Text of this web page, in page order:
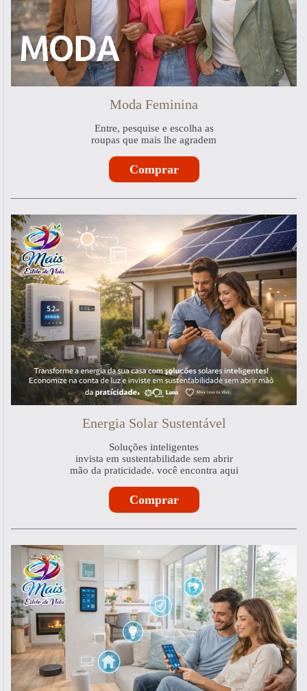
Moda Feminina
Entre, pesquise e escolha as
roupas que mais lhe agradem
Comprar
Energia Solar Sustentável
Soluções inteligentes
invista em sustentabilidade sem abrir
mão da praticidade. você encontra aqui
Comprar